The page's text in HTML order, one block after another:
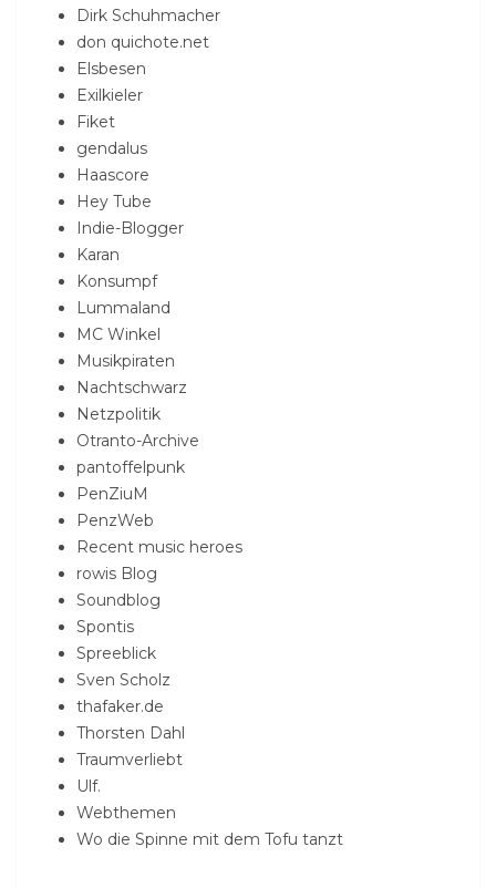
Dirk Schuhmacher
don quichote.net
Elsbesen
Exilkieler
Fiket
gendalus
Haascore
Hey Tube
Indie-Blogger
Karan
Konsumpf
Lummaland
MC Winkel
Musikpiraten
Nachtschwarz
Netzpolitik
Otranto-Archive
pantoffelpunk
PenZiuM
PenzWeb
Recent music heroes
rowis Blog
Soundblog
Spontis
Spreeblick
Sven Scholz
thafaker.de
Thorsten Dahl
Traumverliebt
Ulf.
Webthemen
Wo die Spinne mit dem Tofu tanzt